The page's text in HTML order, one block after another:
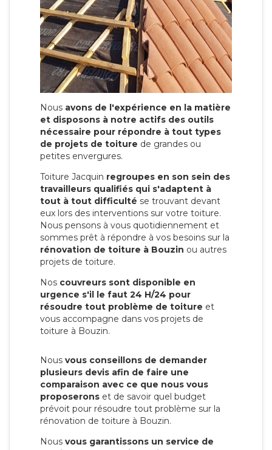
Nous avons de l'expérience en la matière
et disposons à notre actifs des outils
nécessaire pour répondre à tout types
de projets de toiture de grandes ou
petites envergures.
Toiture Jacquin regroupes en son sein des
travailleurs qualifiés qui s'adaptent à
tout à tout difficulté se trouvant devant
eux lors des interventions sur votre toiture.
Nous pensons à vous quotidiennement et
sommes prêt à répondre à vos besoins sur la
rénovation de toiture à Bouzin ou autres
projets de toiture.
Nos couvreurs sont disponible en
urgence s'il le faut 24 H/24 pour
résoudre tout problème de toiture et
vous accompagne dans vos projets de
toiture à Bouzin.
Nous vous conseillons de demander
plusieurs devis afin de faire une
comparaison avec ce que nous vous
proposerons et de savoir quel budget
prévoit pour résoudre tout problème sur la
rénovation de toiture à Bouzin.
Nous vous garantissons un service de